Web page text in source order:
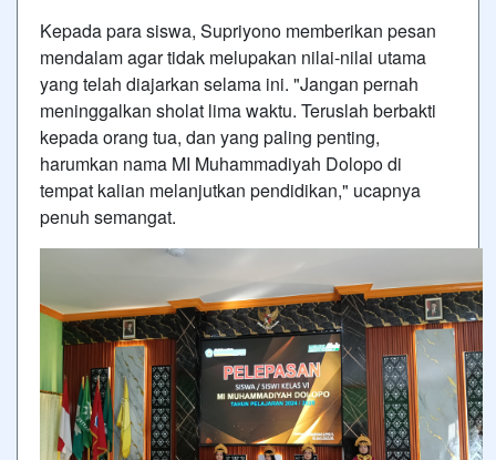
Kepada para siswa, Supriyono memberikan pesan
mendalam agar tidak melupakan nilai-nilai utama
yang telah diajarkan selama ini. "Jangan pernah
meninggalkan sholat lima waktu. Teruslah berbakti
kepada orang tua, dan yang paling penting,
harumkan nama MI Muhammadiyah Dolopo di
tempat kalian melanjutkan pendidikan," ucapnya
penuh semangat.